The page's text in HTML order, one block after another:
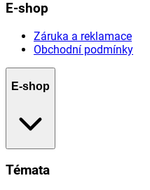
E-shop
Záruka a reklamace
Obchodní podmínky
E-shop
Témata